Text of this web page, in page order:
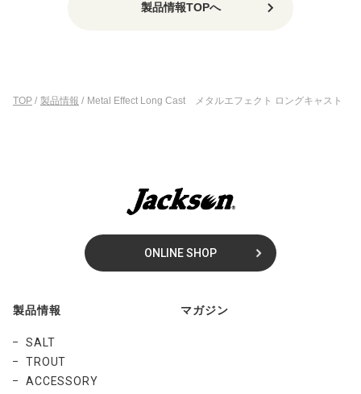
製品情報TOPへ
TOP / 製品情報 / Metal Effect Long Cast メタルエフェクト ロングキャスト
ONLINE SHOP
製品情報
SALT
TROUT
ACCESSORY
マガジン